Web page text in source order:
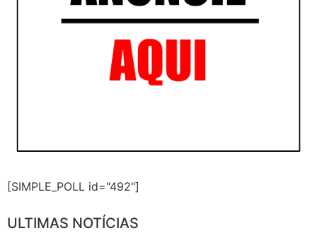
[SIMPLE_POLL id="492"]
ULTIMAS NOTÍCIAS